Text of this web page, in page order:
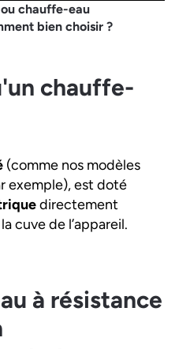
chauffe-eau
bien choisir ?
chauffe-
(comme nos modèles
exemple), est doté
directement
cuve de l’appareil.
à résistance